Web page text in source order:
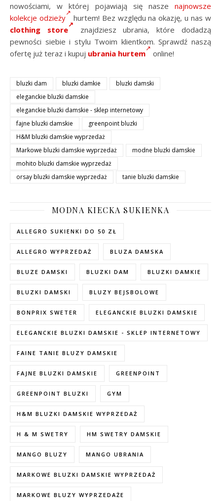
nowościami, w której pojawiają się nasze najnowsze
kolekcje odzieży
hurtem! Bez względu na okazję, u nas w
clothing store
znajdziesz ubrania, które dodadzą
pewności siebie i stylu Twoim klientkom. Sprawdź naszą
ofertę już teraz i kupuj ubrania hurtem online!
bluzki dam bluzki damkie
bluzki damski
eleganckie bluzki damskie
eleganckie bluzki damskie - sklep internetowy
fajne bluzki damskie
greenpoint bluzki
H&M bluzki damskie wyprzedaż
Markowe bluzki damskie wyprzedaż
modne bluzki damskie
mohito bluzki damskie wyprzedaż
orsay bluzki damskie wyprzedaż
tanie bluzki damskie
MODNA KIECKA SUKIENKA
ALLEGRO SUKIENKI DO 50 ZŁ
ALLEGRO WYPRZEDAŻ BLUZA DAMSKA
BLUZE DAMSKI BLUZKI DAM BLUZKI DAMKIE
BLUZKI DAMSKI BLUZY BEJSBOLOWE
BONPRIX SWETER ELEGANCKIE BLUZKI DAMSKIE
ELEGANCKIE BLUZKI DAMSKIE - SKLEP INTERNETOWY
FAINE TANIE BLUZY DAMSKIE
FAJNE BLUZKI DAMSKIE GREENPOINT
GREENPOINT BLUZKI GYM
H&M BLUZKI DAMSKIE WYPRZEDAŻ
H & M SWETRY HM SWETRY DAMSKIE
MANGO BLUZY MANGO UBRANIA
MARKOWE BLUZKI DAMSKIE WYPRZEDAŻ
MARKOWE BLUZY WYPRZEDAŻE